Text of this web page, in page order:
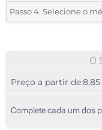
Impressão digital a
*Quantidade mínima:5
10
25
Passo 4. Selecione o
O
Preço a partir de:
Complete cada um dos